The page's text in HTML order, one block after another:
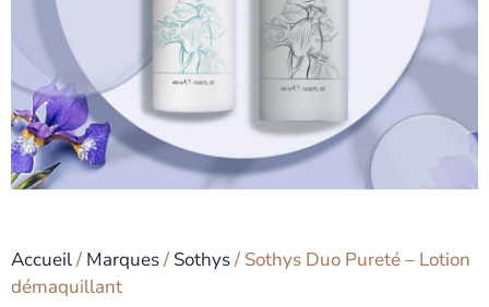
Accueil/ Marques/ Sothys/ Sothys Duo Pureté – Lotion
démaquillant